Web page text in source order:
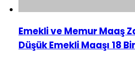
Emekli ve Memur Maaş
Düşük Emekli Maaşı 18